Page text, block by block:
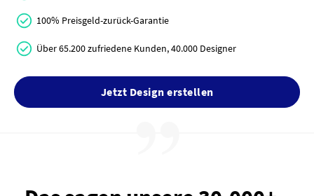
100% Preisgeld-zurück-Garantie
Über 65.200 zufriedene Kunden, 40.000 Designer
Jetzt Design erstellen